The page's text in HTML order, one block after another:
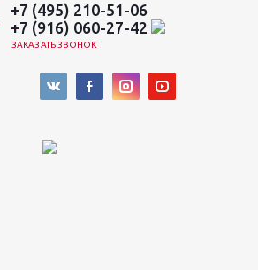
+7 (495) 210-51-06
+7 (916) 060-27-42
ЗАКАЗАТЬ ЗВОНОК